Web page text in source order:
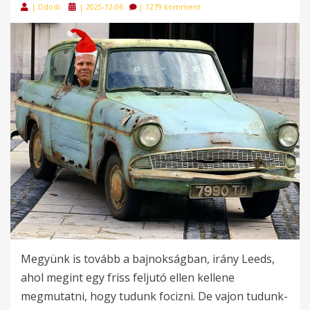
| Ddodi
Posted
| 2025-12-06 | 1279 komment
Megyünk is tovább a bajnokságban, irány Leeds,
ahol megint egy friss feljutó ellen kellene
megmutatni, hogy tudunk focizni. De vajon tudunk-